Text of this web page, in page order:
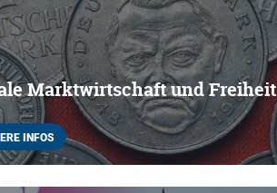
Marktwirtschaft und Freiheit
INFOS